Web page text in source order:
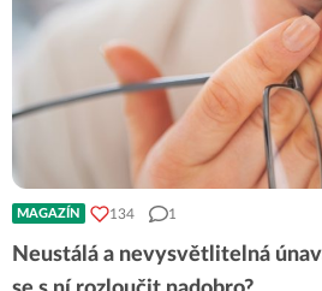
MAGAZÍN 134 1
Neustálá a nevysvětlitelná